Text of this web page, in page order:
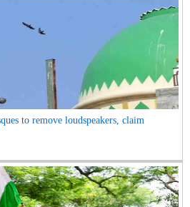
to remove loudspeakers, claim